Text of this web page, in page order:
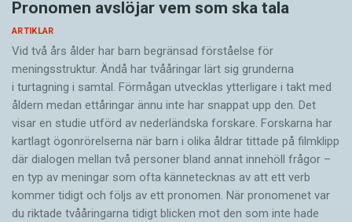
Pronomen avslöjar vem som ska tala
ARTIKLAR
Vid två års ålder har barn begränsad förståelse för
meningsstruktur. Ändå har tvååringar lärt sig grunderna
i turtagning i samtal. Förmågan utvecklas ytterligare i takt med
åldern medan ettåringar ännu inte har snappat upp den. Det
visar en studie utförd av nederländska forskare. Forskarna har
kartlagt ögonrörelserna när barn i olika åldrar tittade på filmklipp
där dialogen mellan två personer bland annat innehöll frågor –
en typ av meningar som ofta kännetecknas av att ett verb
kommer tidigt och följs av ett pronomen. När pronomenet var
du riktade tvååringarna tidigt blicken mot den som inte hade